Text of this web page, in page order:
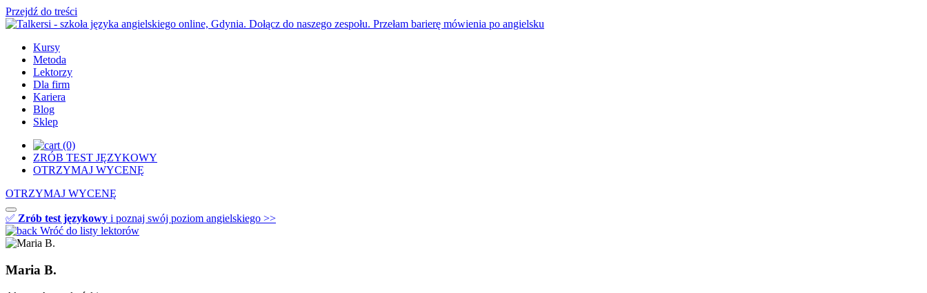
Przejdź do treści
Kursy
Metoda
Lektorzy
Dla firm
Kariera
Blog
Sklep
(0)
ZRÓB TEST JĘZYKOWY
OTRZYMAJ WYCENĘ
OTRZYMAJ WYCENĘ
✅ Zrób test językowy i poznaj swój poziom angielskiego >>
Wróć do listy lektorów
Maria B.